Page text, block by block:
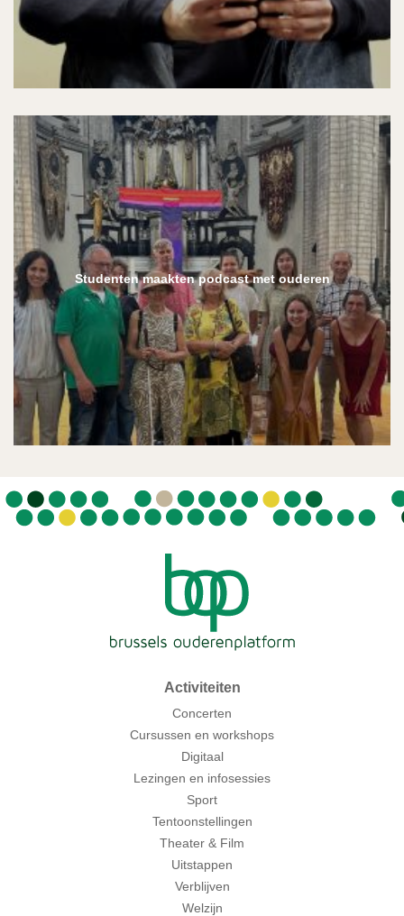
Studenten maakten podcast met ouderen
Activiteiten
Concerten
Cursussen en workshops
Digitaal
Lezingen en infosessies
Sport
Tentoonstellingen
Theater & Film
Uitstappen
Verblijven
Welzijn